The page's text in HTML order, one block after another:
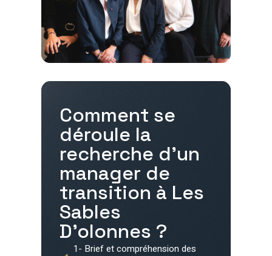
Comment se
déroule la
recherche d'un
manager de
transition à Les
Sables
D'olonnes ?
1- Brief et compréhension des